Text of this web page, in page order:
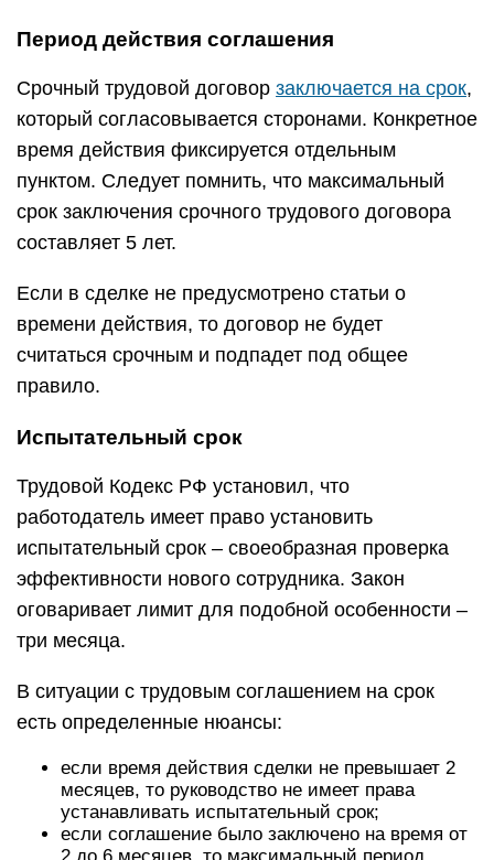
Период действия соглашения
Срочный трудовой договор заключается на срок,
который согласовывается сторонами. Конкретное
время действия фиксируется отдельным
пунктом. Следует помнить, что максимальный
срок заключения срочного трудового договора
составляет 5 лет.
Если в сделке не предусмотрено статьи о
времени действия, то договор не будет
считаться срочным и подпадет под общее
правило.
Испытательный срок
Трудовой Кодекс РФ установил, что
работодатель имеет право установить
испытательный срок – своеобразная проверка
эффективности нового сотрудника. Закон
оговаривает лимит для подобной особенности –
три месяца.
В ситуации с трудовым соглашением на срок
есть определенные нюансы:
если время действия сделки не превышает 2
месяцев, то руководство не имеет права
устанавливать испытательный срок;
если соглашение было заключено на время от